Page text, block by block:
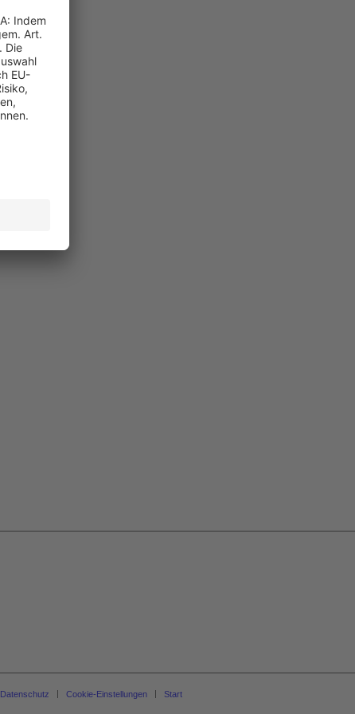
Datenschutz Cookie-Einstellungen Start